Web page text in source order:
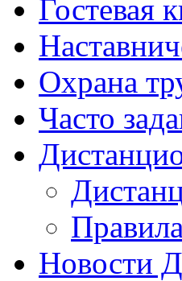
Гостевая
Охрана
Часто
Новости